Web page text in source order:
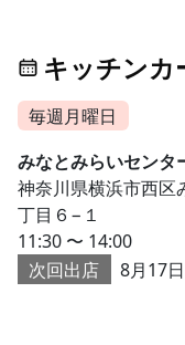
キッチンカ
毎週月曜日
みなとみらいセンタ
神奈川県横浜市西区
丁目６−１
11:30 〜 14:00
次回出店
8月17日